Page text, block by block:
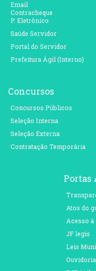
Email
Contracheque
P. Eletrônico
Saúde Servidor
Portal do Servidor
Prefeitura Ágil (Interno)
Concursos
Concursos Públicos
Seleção Interna
Seleção Externa
Contratação Temporária
Portas
Atos do
Acesso
JF legis
Leis
Ouvidoria